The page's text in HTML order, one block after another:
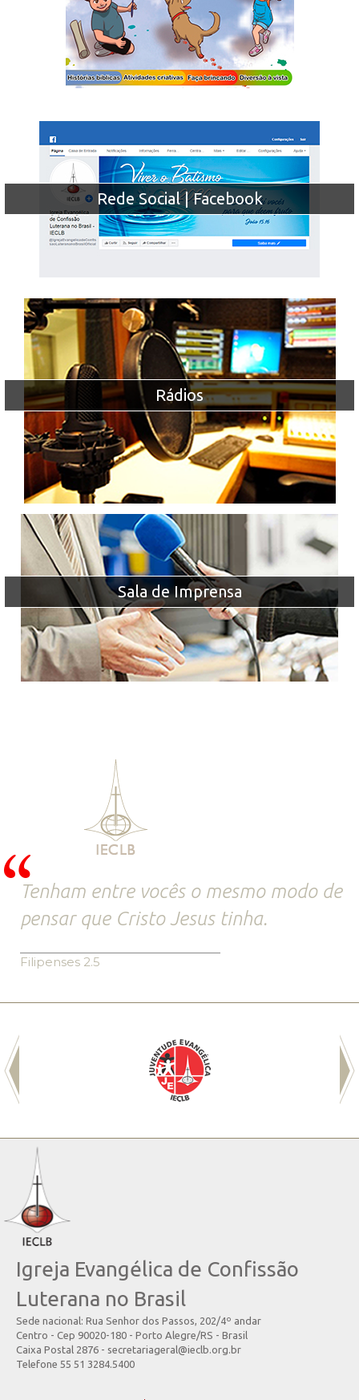
Rede Social | Facebook
Rádios
Sala de Imprensa
Tenham entre vocês o mesmo modo de
pensar que Cristo Jesus tinha.
Filipenses 2.5
Igreja Evangélica de Confissão
Luterana no Brasil
Sede nacional: Rua Senhor dos Passos, 202/4º andar
Centro - Cep 90020-180 - Porto Alegre/RS - Brasil
Caixa Postal 2876 - secretariageral@ieclb.org.br
Telefone 55 51 3284.5400